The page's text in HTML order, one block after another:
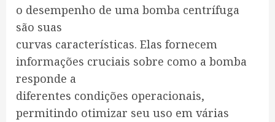
o desempenho de uma bomba centrífuga
são suas
curvas características. Elas fornecem
informações cruciais sobre como a bomba
responde a
diferentes condições operacionais,
permitindo otimizar seu uso em várias